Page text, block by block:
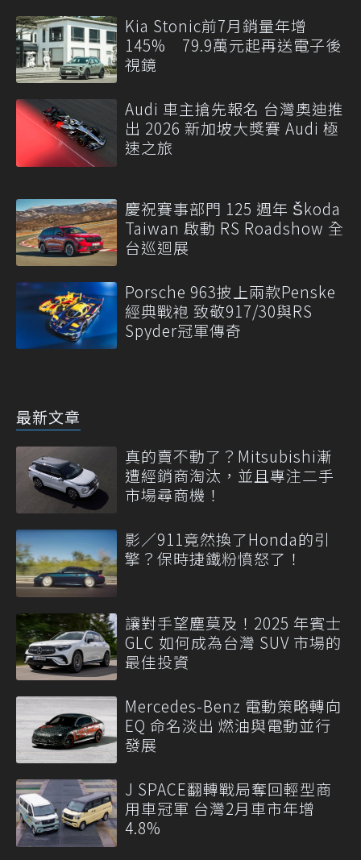
Kia Stonic前7月銷量年增
145% 79.9萬元起再送電子後
視鏡
Audi 車主搶先報名 台灣奧迪推
出 2026 新加坡大獎賽 Audi 極
速之旅
慶祝賽事部門 125 週年 Škoda
Taiwan 啟動 RS Roadshow 全
台巡迴展
Porsche 963披上兩款Penske
經典戰袍 致敬917/30與RS
Spyder冠軍傳奇
最新文章
真的賣不動了？Mitsubishi漸
遭經銷商淘汰，並且專注二手
市場尋商機！
影／911竟然換了Honda的引
擎？保時捷鐵粉憤怒了！
讓對手望塵莫及！2025 年賓士
GLC 如何成為台灣 SUV 市場的
最佳投資
Mercedes-Benz 電動策略轉向
EQ 命名淡出 燃油與電動並行
發展
J SPACE翻轉戰局奪回輕型商
用車冠軍 台灣2月車市年增
4.8%